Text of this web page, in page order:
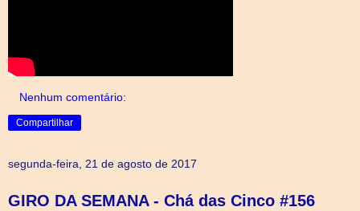
Nenhum comentário:
Compartilhar
segunda-feira, 21 de agosto de 2017
GIRO DA SEMANA - Chá das Cinco #156